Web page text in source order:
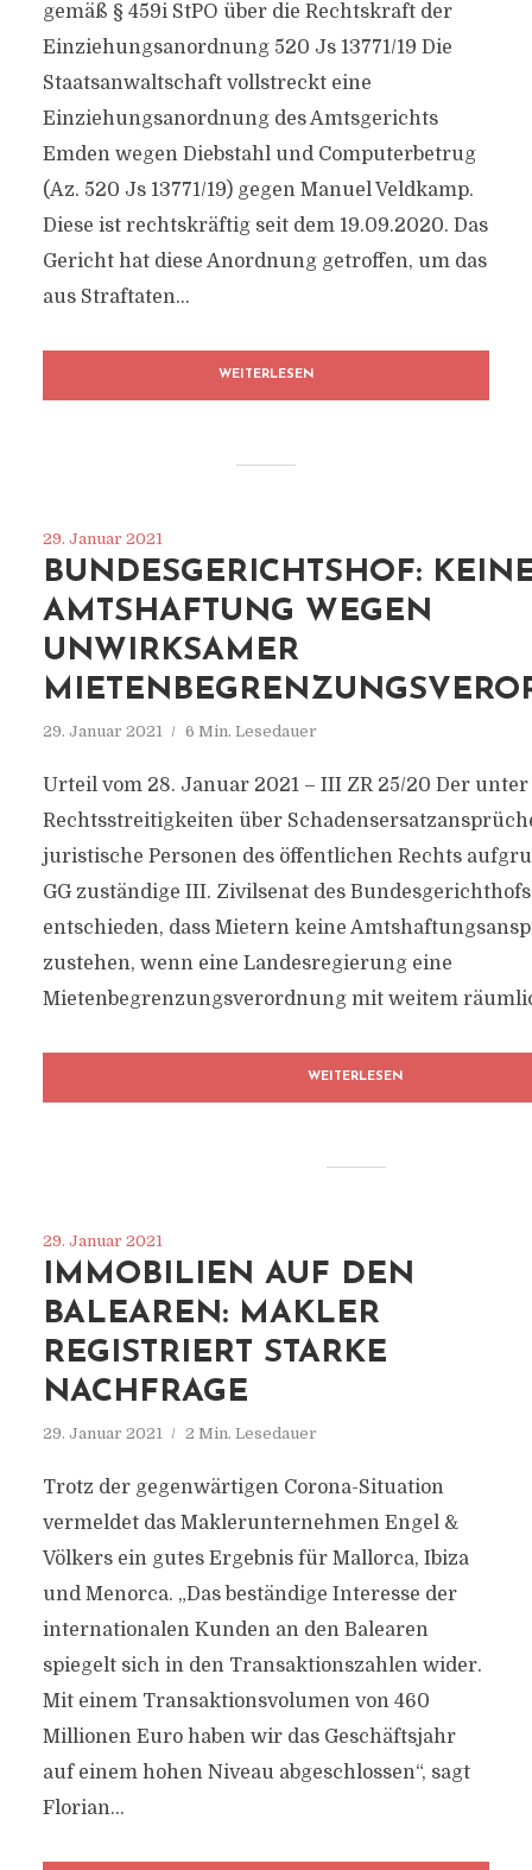
gemäß § 459i StPO über die Rechtskraft der
Einziehungsanordnung 520 Js 13771/​19 Die
Staatsanwaltschaft vollstreckt eine
Einziehungsanordnung des Amtsgerichts
Emden wegen Diebstahl und Computerbetrug
(Az. 520 Js 13771/​19) gegen Manuel Veldkamp.
Diese ist rechtskräftig seit dem 19.09.2020. Das
Gericht hat diese Anordnung getroffen, um das
aus Straftaten...
WEITERLESEN
29. Januar 2021
BUNDESGERICHTSHOF:
AMTSHAFTUNG WEGEN
UNWIRKSAMER
29. Januar 2021 6 Min. Lesedauer
Urteil vom 28. Januar 2021 – III ZR 25/20 Der
Rechtsstreitigkeiten über
juristische Personen des öffentlichen Rechts
GG zuständige III. Zivilsenat des
entschieden, dass Mietern keine
zustehen, wenn eine Landesregierung eine
Mietenbegrenzungsverordnung mit weitem
WEITERLESEN
29. Januar 2021
IMMOBILIEN AUF DEN
BALEAREN: MAKLER
REGISTRIERT STARKE
NACHFRAGE
29. Januar 2021 2 Min. Lesedauer
Trotz der gegenwärtigen Corona-Situation
vermeldet das Maklerunternehmen Engel &
Völkers ein gutes Ergebnis für Mallorca, Ibiza
und Menorca. „Das beständige Interesse der
internationalen Kunden an den Balearen
spiegelt sich in den Transaktionszahlen wider.
Mit einem Transaktionsvolumen von 460
Millionen Euro haben wir das Geschäftsjahr
auf einem hohen Niveau abgeschlossen“, sagt
Florian...